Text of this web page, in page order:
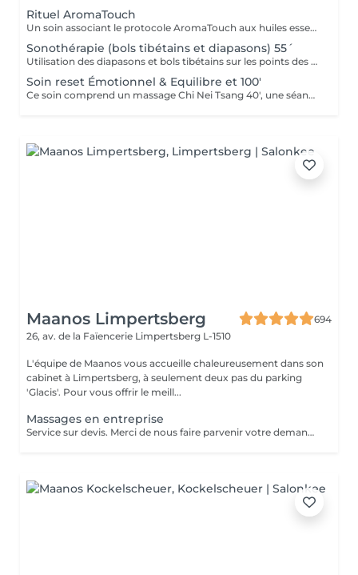
Rituel AromaTouch
Un soin associant le protocole AromaTouch aux huiles essentielles, un accompagnement personnalisé et un profond moment de détente pour favoriser l'équilibre et l'harmonie émotionnelle
Sonothérapie (bols tibétains et diapasons) 55´
Utilisation des diapasons et bols tibétains sur les points des méridiens de la médecine chinoise.
Soin reset Émotionnel & Equilibre et 100'
Ce soin comprend un massage Chi Nei Tsang 40', une séance de réflexologie plantaire de 30', suivi d'une Sonothérapie 30'.
Maanos Limpertsberg
694
26, av. de la Faïencerie Limpertsberg L-1510
L'équipe de Maanos vous accueille chaleureusement dans son
cabinet à Limpertsberg, à seulement deux pas du parking
'Glacis'. Pour vous offrir le meill...
Massages en entreprise
Service sur devis. Merci de nous faire parvenir votre demande à contact@maanos.com.